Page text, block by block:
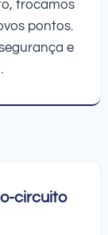
trocamos
pontos.
e
circuito